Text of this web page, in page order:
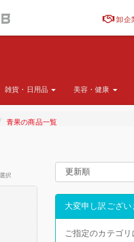
卸企
雑貨・日用品 美容・健康
青果の商品一覧
択
大変申し訳ござい
ご指定のカテゴ